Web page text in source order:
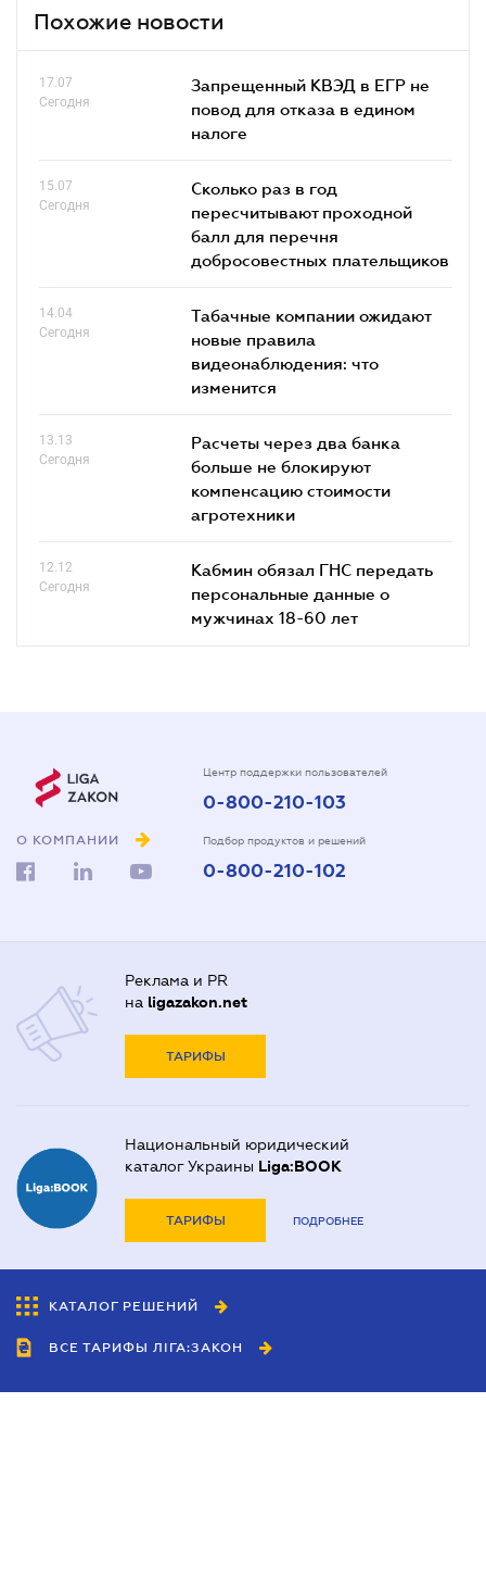
Похожие новости
17.07
Сегодня
Запрещенный КВЭД в ЕГР не
повод для отказа в едином
налоге
15.07
Сегодня
Сколько раз в год
пересчитывают проходной
балл для перечня
добросовестных плательщиков
14.04
Сегодня
Табачные компании ожидают
новые правила
видеонаблюдения: что
изменится
13.13
Сегодня
Расчеты через два банка
больше не блокируют
компенсацию стоимости
агротехники
12.12
Сегодня
Кабмин обязал ГНС передать
персональные данные о
мужчинах 18-60 лет
О КОМПАНИИ
Центр поддержки пользователей
0-800-210-103
Подбор продуктов и решений
0-800-210-102
Реклама и PR
на ligazakon.net
ТАРИФЫ
Национальный юридический
каталог Украины Liga:BOOK
ТАРИФЫ ПОДРОБНЕЕ
КАТАЛОГ РЕШЕНИЙ
ВСЕ ТАРИФЫ ЛІГА:ЗАКОН